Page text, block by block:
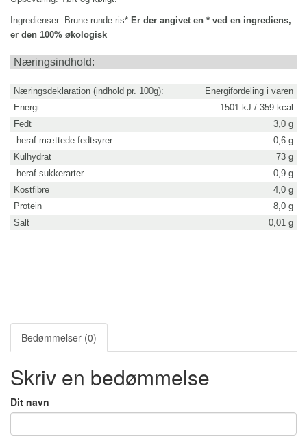
Ingredienser: Brune runde ris* Er der angivet en * ved en ingrediens,
er den 100% økologisk
Næringsindhold:
Næringsdeklaration (indhold pr. 100g):
Energifordeling i varen
Energi
1501 kJ / 359 kcal
Fedt
3,0 g
-heraf mættede fedtsyrer
0,6 g
Kulhydrat
73 g
-heraf sukkerarter
0,9 g
Kostfibre
4,0 g
Protein
8,0 g
Salt
0,01 g
Bedømmelser (0)
Skriv en bedømmelse
Dit navn